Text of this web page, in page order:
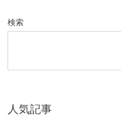
検索
人気記事